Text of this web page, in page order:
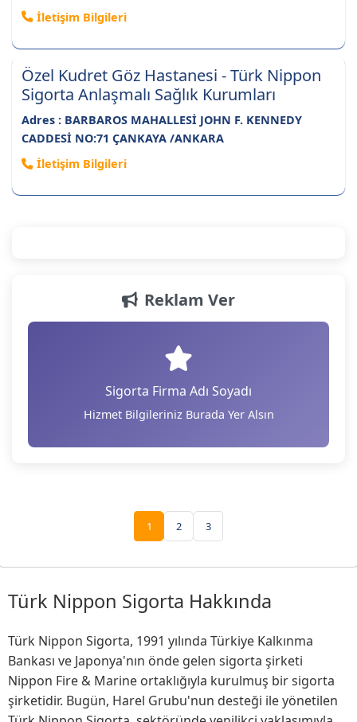
İletişim Bilgileri
Özel Kudret Göz Hastanesi - Türk Nippon
Sigorta Anlaşmalı Sağlık Kurumları
Adres : BARBAROS MAHALLESİ JOHN F. KENNEDY
CADDESİ NO:71 ÇANKAYA /ANKARA
İletişim Bilgileri
Reklam Ver
Sigorta Firma Adı Soyadı
Hizmet Bilgileriniz Burada Yer Alsın
1 2 3
Türk Nippon Sigorta Hakkında
Türk Nippon Sigorta, 1991 yılında Türkiye Kalkınma
Bankası ve Japonya'nın önde gelen sigorta şirketi
Nippon Fire & Marine ortaklığıyla kurulmuş bir sigorta
şirketidir. Bugün, Harel Grubu'nun desteği ile yönetilen